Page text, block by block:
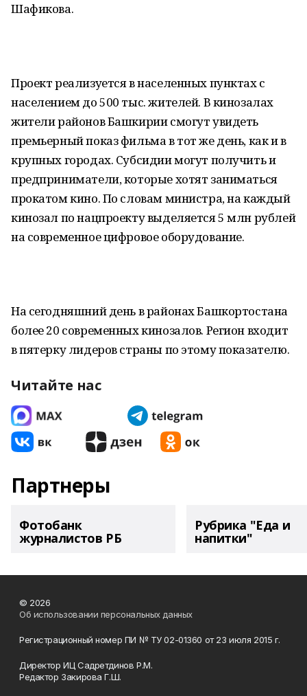
Шафикова.
Проект реализуется в населенных пунктах с
населением до 500 тыс. жителей. В кинозалах
жители районов Башкирии смогут увидеть
премьерный показ фильма в тот же день, как и в
крупных городах. Субсидии могут получить и
предприниматели, которые хотят заниматься
прокатом кино. По словам министра, на каждый
кинозал по нацпроекту выделяется 5 млн рублей
на современное цифровое оборудование.
На сегодняшний день в районах Башкортостана
более 20 современных кинозалов. Регион входит
в пятерку лидеров страны по этому показателю.
Читайте нас
Партнеры
Фотобанк
журналистов РБ
Рубрика "Еда и
напитки"
© 2026
Об использовании персональных данных
Регистрационный номер ПИ № ТУ 02-01360 от 23 июля 2015 г.
Директор ИЦ Садретдинов Р.М.
Редактор Закирова Г.Ш.